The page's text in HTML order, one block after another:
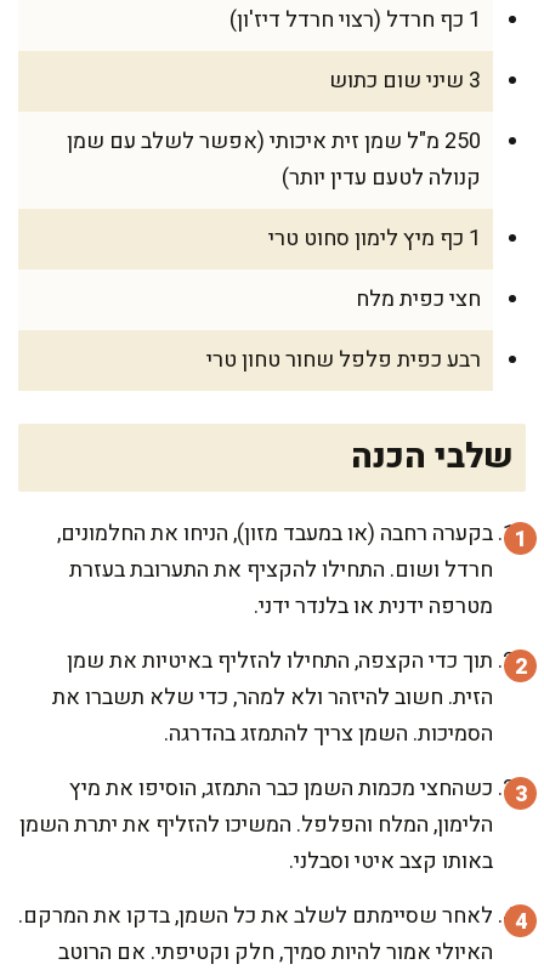
1 כף חרדל (רצוי חרדל דיז'ון)
3 שיני שום כתוש
250 מ"ל שמן זית איכותי (אפשר לשלב עם שמן
קנולה לטעם עדין יותר)
1 כף מיץ לימון סחוט טרי
חצי כפית מלח
רבע כפית פלפל שחור טחון טרי
שלבי הכנה
בקערה רחבה (או במעבד מזון), הניחו את החלמונים,
חרדל ושום. התחילו להקציף את התערובת בעזרת
מטרפה ידנית או בלנדר ידני.
תוך כדי הקצפה, התחילו להזליף באיטיות את שמן
הזית. חשוב להיזהר ולא למהר, כדי שלא תשברו את
הסמיכות. השמן צריך להתמזג בהדרגה.
כשהחצי מכמות השמן כבר התמזג, הוסיפו את מיץ
הלימון, המלח והפלפל. המשיכו להזליף את יתרת השמן
באותו קצב איטי וסבלני.
לאחר שסיימתם לשלב את כל השמן, בדקו את המרקם.
האיולי אמור להיות סמיך, חלק וקטיפתי. אם הרוטב